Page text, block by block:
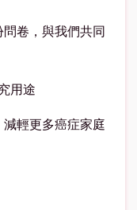
卷，與我們共同
用途
輕更多癌症家庭